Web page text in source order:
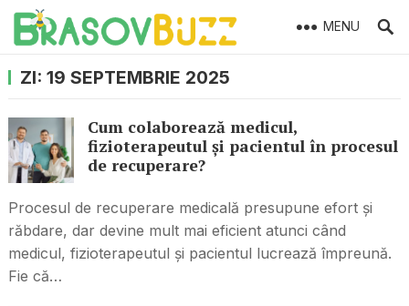
MENU
ZI: 19 SEPTEMBRIE 2025
Cum colaborează medicul,
fizioterapeutul și pacientul în procesul
de recuperare?
Procesul de recuperare medicală presupune efort și
răbdare, dar devine mult mai eficient atunci când
medicul, fizioterapeutul și pacientul lucrează împreună.
Fie că…